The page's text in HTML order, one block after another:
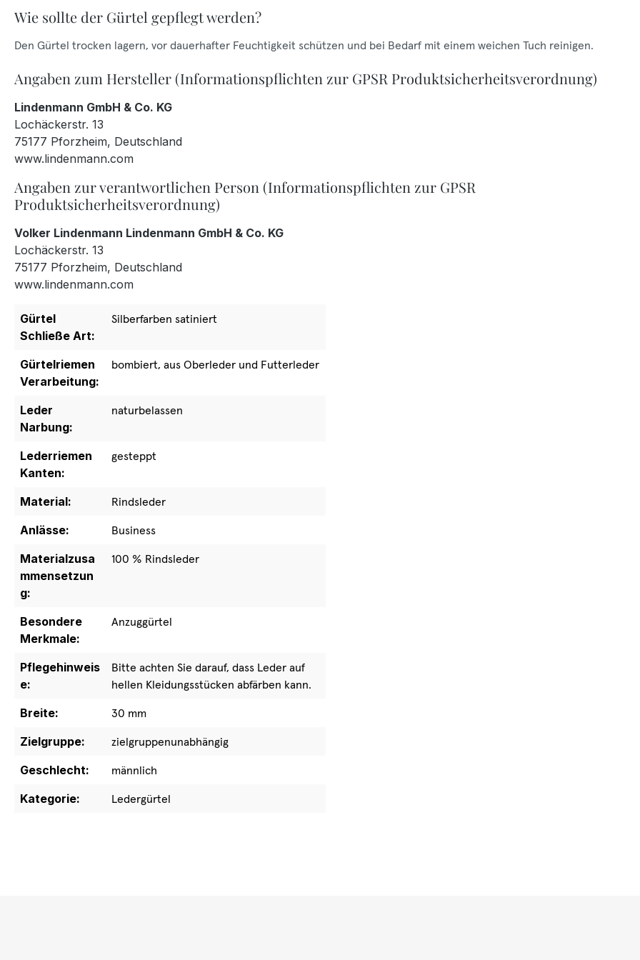
Wie sollte der Gürtel gepflegt werden?
Den Gürtel trocken lagern, vor dauerhafter Feuchtigkeit schützen und bei Bedarf mit einem weichen Tuch reinigen.
Angaben zum Hersteller (Informationspflichten zur GPSR Produktsicherheitsverordnung)
Lindenmann GmbH & Co. KG
Lochäckerstr. 13
75177 Pforzheim, Deutschland
www.lindenmann.com
Angaben zur verantwortlichen Person (Informationspflichten zur GPSR
Produktsicherheitsverordnung)
Volker Lindenmann Lindenmann GmbH & Co. KG
Lochäckerstr. 13
75177 Pforzheim, Deutschland
www.lindenmann.com
Gürtel
Schließe Art:
Silberfarben satiniert
Gürtelriemen
Verarbeitung:
bombiert, aus Oberleder und Futterleder
Leder
Narbung:
naturbelassen
Lederriemen
Kanten:
gesteppt
Material:
Rindsleder
Anlässe:
Business
Materialzusa
mmensetzun
g:
100 % Rindsleder
Besondere
Merkmale:
Anzuggürtel
Pflegehinweis
e:
Bitte achten Sie darauf, dass Leder auf
hellen Kleidungsstücken abfärben kann.
Breite:
30 mm
Zielgruppe:
zielgruppenunabhängig
Geschlecht:
männlich
Kategorie:
Ledergürtel